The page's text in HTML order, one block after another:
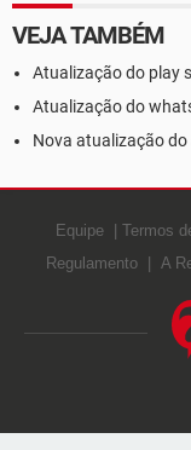
VEJA TAMBÉM
Atualização do play
Atualização do
Nova atualização
Equipe Termos
Regulamento
A